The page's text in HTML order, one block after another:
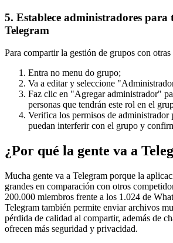
5. Establece administradores para
Telegram
Para compartir la gestión de grupos con otras
Entra no menu do grupo;
Va a editar y seleccione
Faz clic en "Agregar administrador"
personas que tendrán este rol en el
Verifica los permisos de administrador
puedan interferir con el grupo y
¿Por qué la gente va a
Mucha gente va a Telegram porque la
grandes en comparación con otros
200.000 miembros frente a los 1.024 de
Telegram también permite enviar archivos
pérdida de calidad al compartir, además de
ofrecen más seguridad y privacidad.